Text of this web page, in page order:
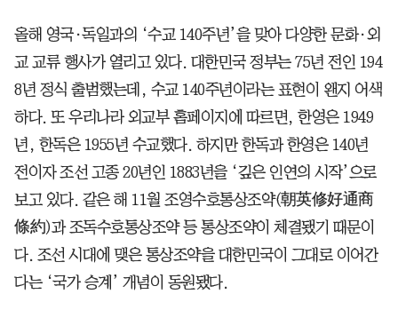
올해 영국·독일과의 ‘수교 140주년’을 맞아 다양한 문화·외
교 교류 행사가 열리고 있다. 대한민국 정부는 75년 전인 194
8년 정식 출범했는데, 수교 140주년이라는 표현이 왠지 어색
하다. 또 우리나라 외교부 홈페이지에 따르면, 한영은 1949
년, 한독은 1955년 수교했다. 하지만 한독과 한영은 140년
전이자 조선 고종 20년인 1883년을 ‘깊은 인연의 시작’으로
보고 있다. 같은 해 11월 조영수호통상조약(朝英修好通商
條約)과 조독수호통상조약 등 통상조약이 체결됐기 때문이
다. 조선 시대에 맺은 통상조약을 대한민국이 그대로 이어간
다는 ‘국가 승계’ 개념이 동원됐다.